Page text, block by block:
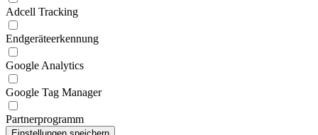
Adcell Tracking
Endgeräteerkennung
Google Analytics
Google Tag Manager
Partnerprogramm